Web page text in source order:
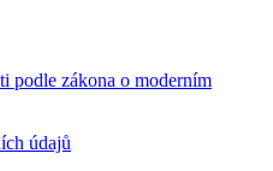
podle zákona o moderním
údajů